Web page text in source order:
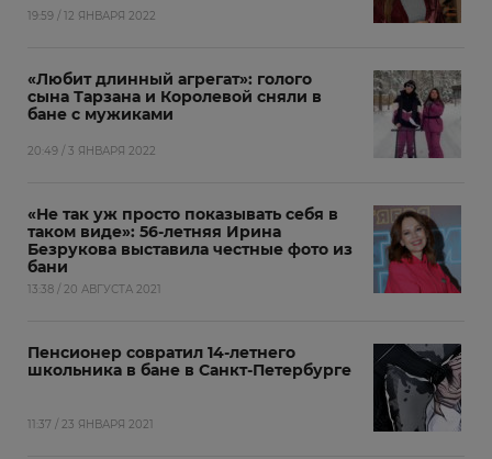
19:59 / 12 ЯНВАРЯ 2022
«Любит длинный агрегат»: голого
сына Тарзана и Королевой сняли в
бане с мужиками
20:49 / 3 ЯНВАРЯ 2022
«Не так уж просто показывать себя в
таком виде»: 56-летняя Ирина
Безрукова выставила честные фото из
бани
13:38 / 20 АВГУСТА 2021
Пенсионер совратил 14-летнего
школьника в бане в Санкт-Петербурге
11:37 / 23 ЯНВАРЯ 2021